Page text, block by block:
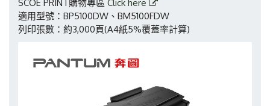
SCOE PRINT購物專區 Click here
適用型號：BP5100DW、BM5100FDW
列印張數：約3,000頁(A4紙5%覆蓋率計算)